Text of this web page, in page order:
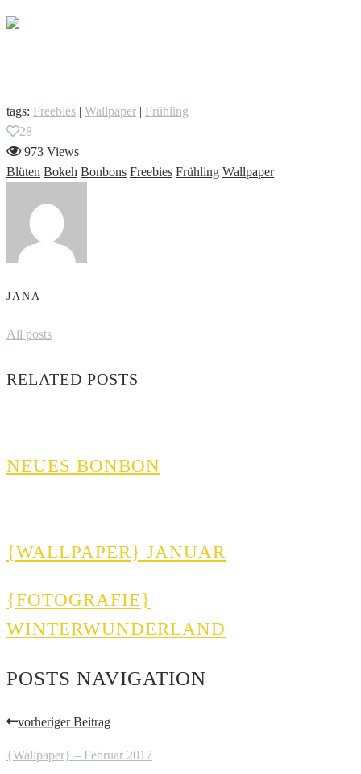
tags: Freebies Wallpaper
Frühling
28
973 Views
Blüten Bokeh Bonbons Freebies Frühling Wallpaper
JANA
All posts
RELATED POSTS
NEUES BONBON
{WALLPAPER} JANUAR
{FOTOGRAFIE}
WINTERWUNDERLAND
POSTS NAVIGATION
vorheriger Beitrag
{Wallpaper} – Februar 2017